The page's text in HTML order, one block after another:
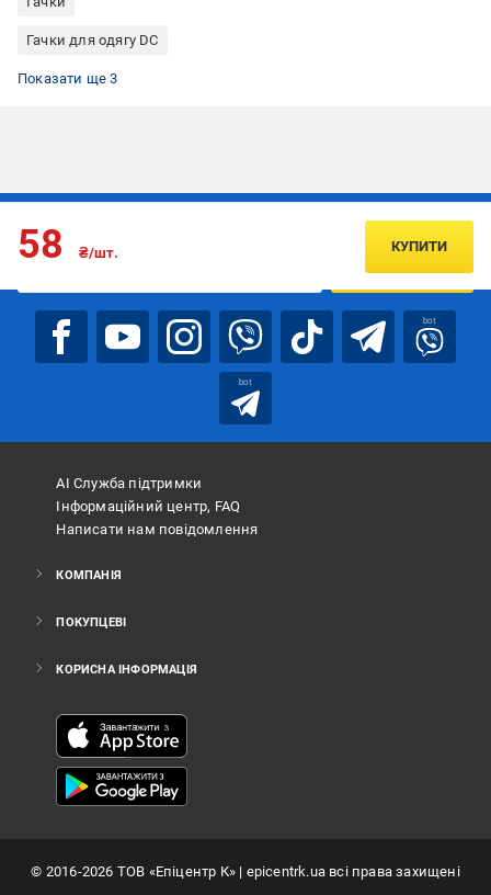
Гачки для одягу DC
Гачок меблевий
Гачки для одягу на стіну
Гачки для одягу метал
Показати ще 3
58 ₴/шт. КУПИТИ
Підписуйтесь, щоб дізнаватись першим про акції та пропозиції
ПІДПИСАТИСЯ
bot
bot
АІ Служба підтримки
Інформаційний центр, FAQ
Написати нам повідомлення
КОМПАНІЯ
ПОКУПЦЕВІ
КОРИСНА ІНФОРМАЦІЯ
© 2016-2026 ТОВ «Епіцентр К»| epicentrk.ua всі права захищені